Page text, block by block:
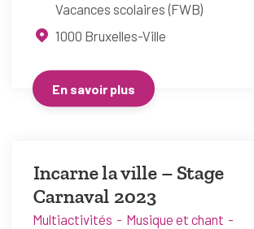
Vacances scolaires (FWB)
1000 Bruxelles-Ville
En savoir plus
Incarne la ville – Stage
Carnaval 2023
Multiactivités
Musique et chant